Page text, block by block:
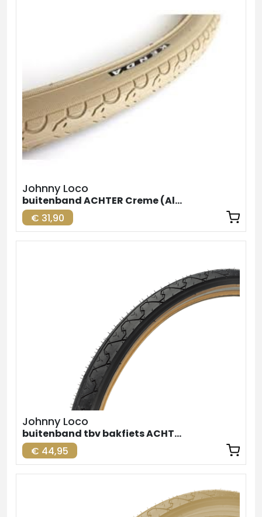
Johnny Loco
buitenband ACHTER Creme (Alternatief 1
€ 31,90
Johnny Loco
buitenband tbv bakfiets ACHTER zw-br. 26inch
€ 44,95